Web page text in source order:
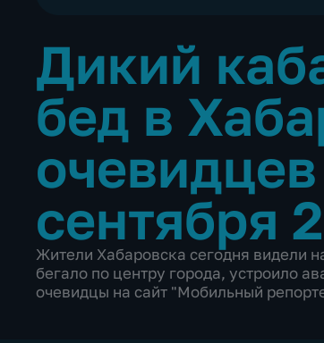
Дикий
бед в
сентября
Жители Хабаровска сегодня видели
бегало по центру города, устроило
очевидцы на сайт "Мобильный